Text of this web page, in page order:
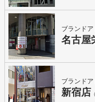
ブランドア
名古屋
ブランドア
新宿店